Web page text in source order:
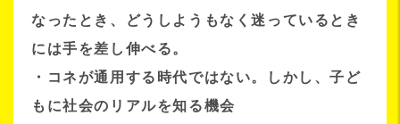
なったとき、どうしようもなく迷っているとき
には手を差し伸べる。
・コネが通用する時代ではない。しかし、子ど
もに社会のリアルを知る機会